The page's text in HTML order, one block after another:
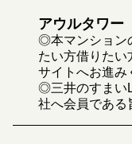
アウルタワー
◎本マンション
たい方借りたい
サイトへお進み
◎三井のすまい
社へ会員である